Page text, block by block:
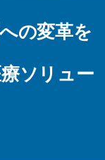
の変革を
ソリュー